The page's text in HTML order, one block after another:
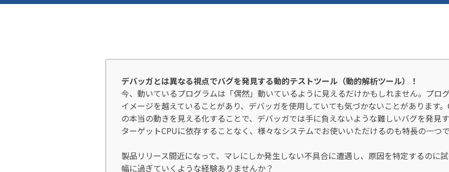
デバッガとは異なる視点でバグを発見する動的テストツール（動的解析ツール）！
今、動いているプログラムは「偶然」動いているように見えるだけかもしれません。プロ
イメージを越えていることがあり、デバッガを使用していても気づかないことがあります
の本当の動きを見える化することで、デバッガでは手に負えないような難しいバグを発見
ターゲットCPUに依存することなく、様々なシステムでお使いいただけるのも特長の一つ
製品リリース間近になって、マレにしか発生しない不具合に遭遇し、原因を特定するのに
幅に過ぎていくような経験ありませんか？